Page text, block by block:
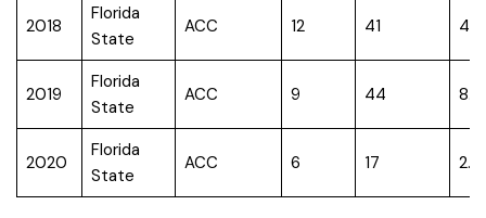
2018
Florida
State
ACC 12 41 4.0
2019
Florida
State
ACC 9 44 8.5
2020
Florida
State
ACC 6 17 2.0